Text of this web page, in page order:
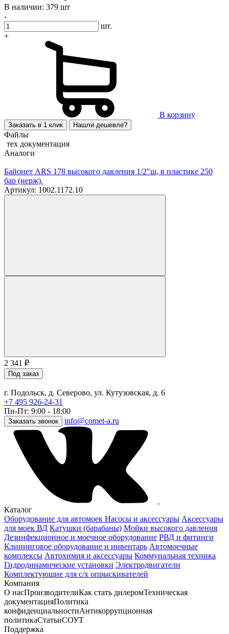
В наличии: 379 шт
-
шт.
+
В корзину
Заказать в 1 клик Нашли дешевле?
Файлы
тех документация
Аналоги
Байонет ARS 178 высокого давления 1/2"ш, в пластике 250
бар (нерж).
Артикул: 1002.1172.10
2 341 ₽
Под заказ
г. Подольск, д. Северово, ул. Кутузовская, д. 6
+7 495 926-24-31
Пн-Пт: 9:00 - 18:00
Заказать звонок info@comet-a.ru
Каталог
Оборудование для автомоек Насосы и аксессуары Аксессуары
для моек ВД Катушки (барабаны) Мойки высокого давления
Дезинфекционное и моечное оборудование РВД и фитинги
Клининговое оборудование и инвентарь Автомоечные
комплексы Автохимия и аксессуары Коммунальная техника
Гидродинамические установки Электродвигатели
Комплектующие для с/х опрыскивателей
Компания
О насПроизводителиКак стать дилеромТехническая
документацияПолитика
конфиденциальностиАнтикоррупционная
политикаСтатьиСОУТ
Поддержка